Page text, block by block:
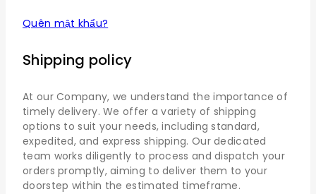
Quên mật khẩu?
Shipping policy
At our Company, we understand the importance of
timely delivery. We offer a variety of shipping
options to suit your needs, including standard,
expedited, and express shipping. Our dedicated
team works diligently to process and dispatch your
orders promptly, aiming to deliver them to your
doorstep within the estimated timeframe.